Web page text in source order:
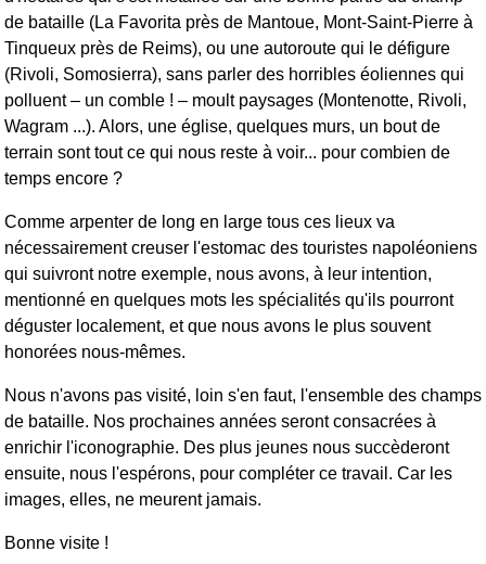
de bataille (La Favorita près de Mantoue, Mont-Saint-Pierre à
Tinqueux près de Reims), ou une autoroute qui le défigure
(Rivoli, Somosierra), sans parler des horribles éoliennes qui
polluent – un comble ! – moult paysages (Montenotte, Rivoli,
Wagram ...). Alors, une église, quelques murs, un bout de
terrain sont tout ce qui nous reste à voir... pour combien de
temps encore ?
Comme arpenter de long en large tous ces lieux va
nécessairement creuser l'estomac des touristes napoléoniens
qui suivront notre exemple, nous avons, à leur intention,
mentionné en quelques mots les spécialités qu'ils pourront
déguster localement, et que nous avons le plus souvent
honorées nous-mêmes.
Nous n'avons pas visité, loin s'en faut, l'ensemble des champs
de bataille. Nos prochaines années seront consacrées à
enrichir l'iconographie. Des plus jeunes nous succèderont
ensuite, nous l'espérons, pour compléter ce travail. Car les
images, elles, ne meurent jamais.
Bonne visite !